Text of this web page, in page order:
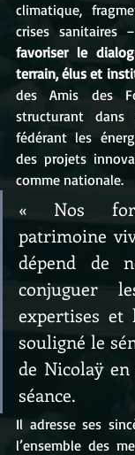
climatique,
favoriser le
terrain, élus et
des Amis des
structurant dans
fédérant les
des projets
comme nationale.
« Nos
patrimoine
dépend de
conjuguer
expertises et
souligné le
de Nicolaÿ
séance.
Il adresse ses
l’ensemble des